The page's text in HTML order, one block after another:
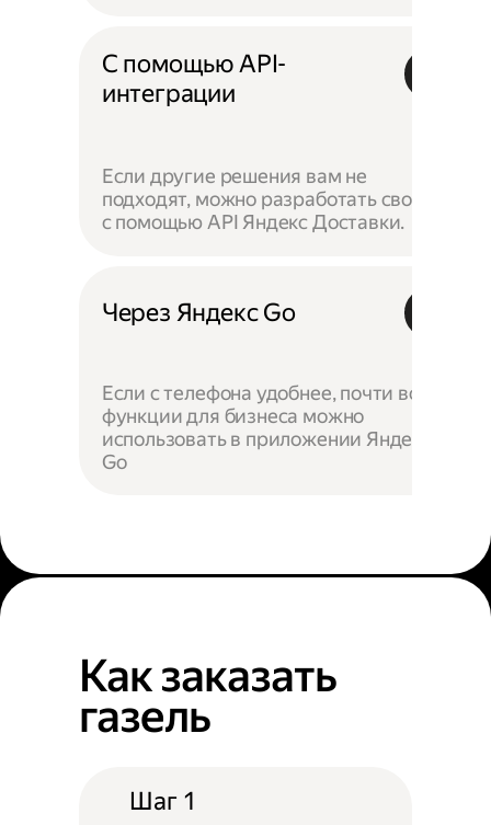
С помощью API-
интеграции
Если другие решения вам не
подходят, можно разработать своё —
с помощью API Яндекс Доставки.
Через Яндекс Go
Если с телефона удобнее, почти все
функции для бизнеса можно
использовать в приложении Яндекс
Go
Как заказать
газель
Шаг 1